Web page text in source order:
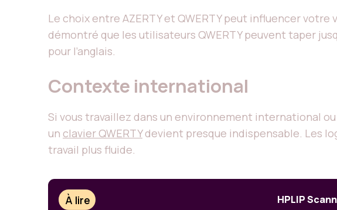
Le choix entre AZERTY et QWERTY peut influencer
démontré que les utilisateurs QWERTY peuvent taper
pour l’anglais.
Contexte international
Si vous travaillez dans un environnement international
un clavier QWERTYdevient presque indispensable. Les
travail plus fluide.
À lire HPLIP